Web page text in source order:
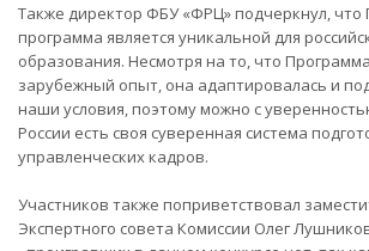
Также директор ФБУ «ФРЦ» подчеркнул, что
программа является уникальной для
образования. Несмотря на то, что
зарубежный опыт, она адаптировалась и
наши условия, поэтому можно с
России есть своя суверенная система
управленческих кадров.
Участников также поприветствовал
Экспертного совета Комиссии Олег